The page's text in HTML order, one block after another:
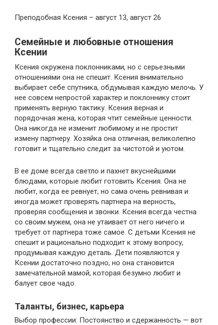
Преподобная Ксения – август 13, август 26
Семейные и любовные отношения
Ксении
Ксения окружена поклонниками, но с серьезными
отношениями она не спешит. Ксения внимательно
выбирает себе спутника, обдумывая каждую мелочь. У
нее совсем непростой характер и поклоннику стоит
применять верную тактику. Ксения верная и
порядочная жена, которая чтит семейные ценности.
Она никогда не изменит любимому и не простит
измену партнеру. Хозяйка она отличная, великолепно
готовит и тщательно следит за чистотой и уютом.
В ее доме всегда светло и пахнет вкуснейшими
блюдами, которые любит готовить Ксения. Она не
любит, когда ее ревнует, но сама очень ревнивая и
иногда может проверять партнера на верность,
проверяя сообщения и звонки. Ксения всегда честна
со своим мужем, она не утаивает от него ничего и
требует от партнера тоже самое. С детьми Ксения не
спешит и рационально подходит к этому вопросу,
продумывая каждую деталь. Дети появляются у
Ксении достаточно поздно, но она становится
замечательной мамой, которая безумно любит и
балует свое чадо.
Таланты, бизнес, карьера
Выбор профессии: Постоянство и сдержанность — вот